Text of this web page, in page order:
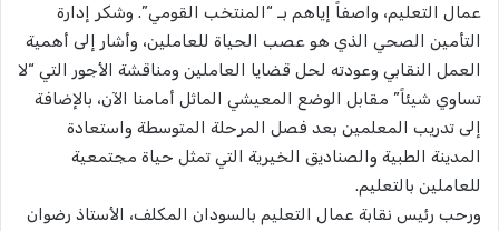
عمال التعليم، واصفاً إياهم بـ “المنتخب القومي”. وشكر إدارة
التأمين الصحي الذي هو عصب الحياة للعاملين، وأشار إلى أهمية
العمل النقابي وعودته لحل قضايا العاملين ومناقشة الأجور التي “لا
تساوي شيئاً” مقابل الوضع المعيشي الماثل أمامنا الآن، بالإضافة
إلى تدريب المعلمين بعد فصل المرحلة المتوسطة واستعادة
المدينة الطبية والصناديق الخيرية التي تمثل حياة مجتمعية
للعاملين بالتعليم.
​ورحب رئيس نقابة عمال التعليم بالسودان المكلف، الأستاذ رضوان